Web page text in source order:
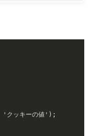
クッキーの値');